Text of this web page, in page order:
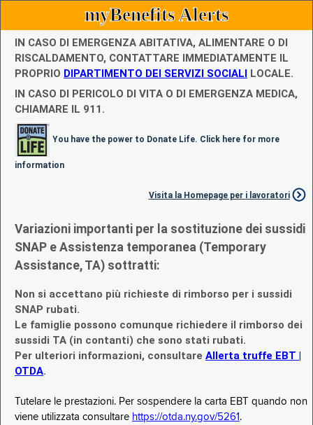
myBenefits Alerts
IN CASO DI EMERGENZA ABITATIVA, ALIMENTARE O DI
RISCALDAMENTO, CONTATTARE IMMEDIATAMENTE IL
PROPRIO DIPARTIMENTO DEI SERVIZI SOCIALI LOCALE.
IN CASO DI PERICOLO DI VITA O DI EMERGENZA MEDICA,
CHIAMARE IL 911.
You have the power to Donate Life. Click here for more
information
Visita la Homepage per i lavoratori
Variazioni importanti per la sostituzione dei sussidi
SNAP e Assistenza temporanea (Temporary
Assistance, TA) sottratti:
Non si accettano più richieste di rimborso per i sussidi
SNAP rubati.
Le famiglie possono comunque richiedere il rimborso dei
sussidi TA (in contanti) che sono stati rubati.
Per ulteriori informazioni, consultare Allerta truffe EBT |
OTDA.
Tutelare le prestazioni. Per sospendere la carta EBT quando non
viene utilizzata consultare https://otda.ny.gov/5261 .